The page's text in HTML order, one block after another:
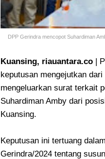
DPP Gerindra mencopot Suhardiman
Kuansing, riauantara.co |
keputusan mengejutkan
mengeluarkan surat terkait
Suhardiman Amby dari
Kuansing.
Keputusan ini tertuang
Gerindra/2024 tentang